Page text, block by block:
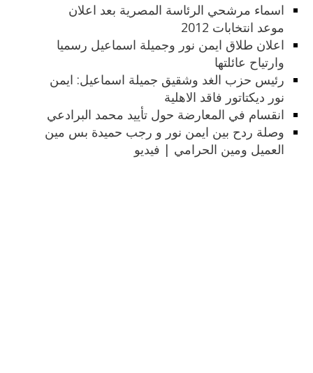
اسماء مرشحي الرئاسة المصرية بعد اعلان
موعد انتخابات 2012
اعلان طلاق ايمن نور وجميلة اسماعيل رسميا
وارتياح عائلتها
رئيس حزب الغد وشقيق جميلة اسماعيل: ايمن
نور ديكتاتور فاقد الاهلية
انقسام في المعارضة حول تأييد محمد البرادعي
وصلة ردح بين ايمن نور و رجب حميدة بس مين
العميل ومين الحرامي | فيديو